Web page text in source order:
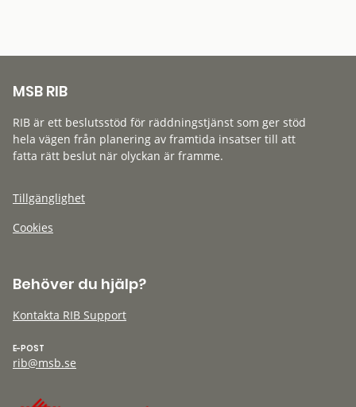
MSB RIB
RIB är ett beslutsstöd för räddningstjänst som ger stöd
hela vägen från planering av framtida insatser till att
fatta rätt beslut när olyckan är framme.
Tillgänglighet
Cookies
Behöver du hjälp?
Kontakta RIB Support
E-POST
rib@msb.se